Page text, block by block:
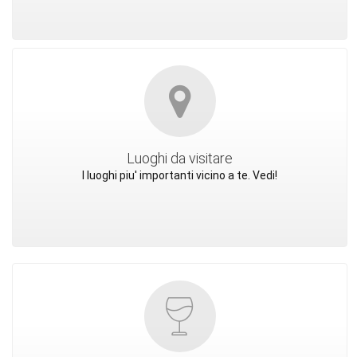
Luoghi da visitare
I luoghi piu' importanti vicino a te. Vedi!